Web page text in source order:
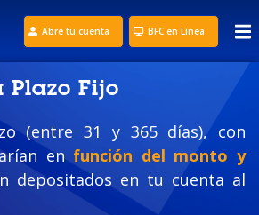
Abre tu cuenta BFC en Línea
Plazo Fijo
(entre 31 y 365 días), con
en función del monto y
depositados en tu cuenta al